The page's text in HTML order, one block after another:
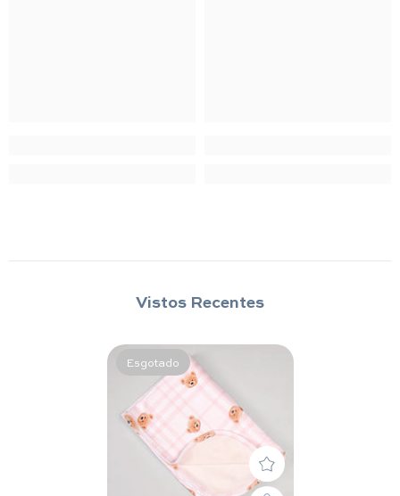
Vistos Recentes
Esgotado